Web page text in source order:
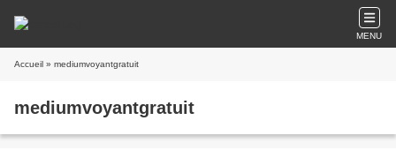
MENU
Accueil » mediumvoyantgratuit
mediumvoyantgratuit